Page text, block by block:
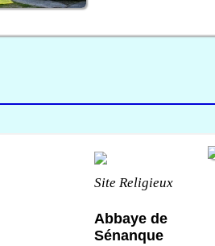
Site Religieux
Abbaye de
Sénanque